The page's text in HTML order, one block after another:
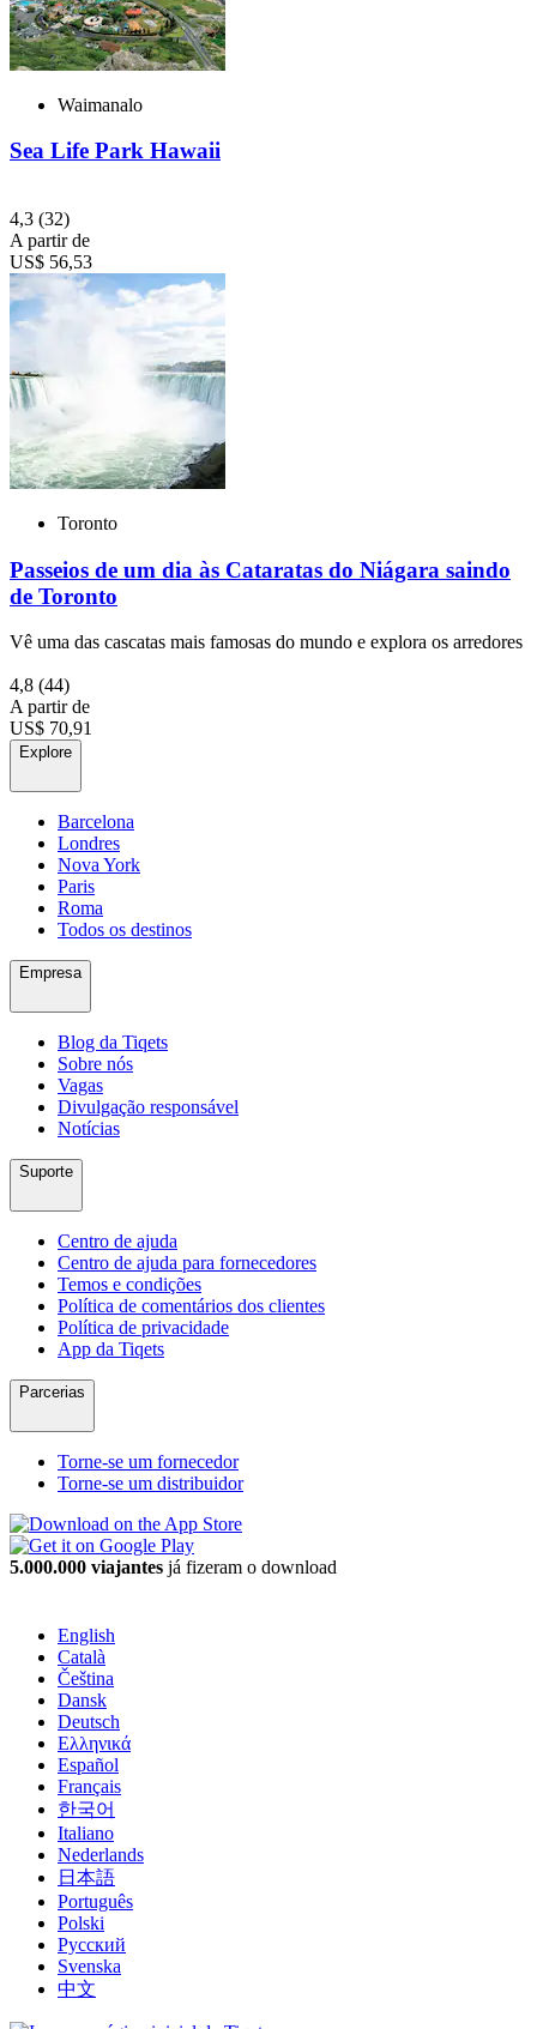
Waimanalo
Sea Life Park Hawaii
4,3 (32)
A partir de
US$ 56,53
Toronto
Passeios de um dia às Cataratas do Niágara saindo
de Toronto
Vê uma das cascatas mais famosas do mundo e explora os arredores
4,8 (44)
A partir de
US$ 70,91
Explore
Barcelona
Londres
Nova York
Paris
Roma
Todos os destinos
Empresa
Blog da Tiqets
Sobre nós
Vagas
Divulgação responsável
Notícias
Suporte
Centro de ajuda
Centro de ajuda para fornecedores
Temos e condições
Política de comentários dos clientes
Política de privacidade
App da Tiqets
Parcerias
Torne-se um fornecedor
Torne-se um distribuidor
5.000.000 viajantes já fizeram o download
English
Català
Čeština
Dansk
Deutsch
Ελληνικά
Español
Français
한국어
Italiano
Nederlands
日本語
Português
Polski
Русский
Svenska
中文